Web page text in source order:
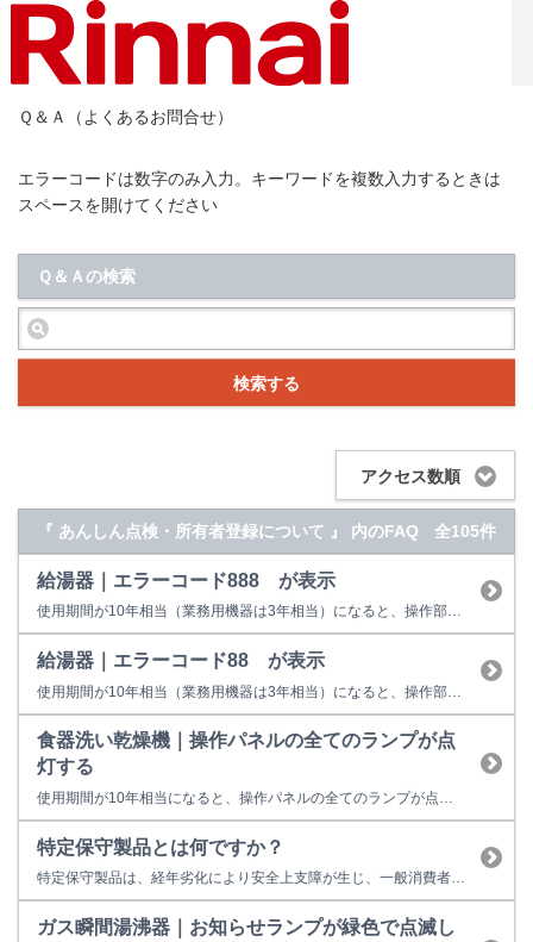
Ｑ＆Ａ（よくあるお問合せ）
エラーコードは数字のみ入力。キーワードを複数入力するときは
スペースを開けてください
Ｑ＆Ａの検索
検索する
アクセス数順
『 あんしん点検・所有者登録について 』 内のFAQ 全105件
給湯器｜エラーコード888 が表示
使用期間が10年相当（業務用機器は3年相当）になると、操作部またはリモコンに「888」を表示して点検時期をお知らせします。 故障表示ではないため、そのまま使用することもできますが、経年劣化に起因する製品事故を防止するため、あんしん点検をおすすめしています。点検を受けない場合はお早めの取り替えをおすすめしています。 ※イラストは一例です。製品によっては上図と異なる場合があります...
給湯器｜エラーコード88 が表示
食器洗い乾燥機｜操作パネルの全てのランプが点
灯する
使用期間が10年相当になると、操作パネルの全てのランプが点灯して点検時期をお知らせします。 故障表示ではないため、そのまま使用することもできますが、経年劣化に起因する製品事故を防止するため、あんしん点検をおすすめしています。点検を受けない場合はお早めの取り替えをおすすめしています。 ■あんしん点検とは？ ○あんしん点検は、お客様の任意で受けていただく有料の点検です。 ○点検料金は...
特定保守製品とは何ですか？
特定保守製品は、経年劣化により安全上支障が生じ、一般消費者の生命又は身体に対して重大な危害を及ぼすおそれが多いと認められる製品をいいます。 特定保守製品に指定されていた製品の所有者様には、「長期使用製品安全点検制度」により行う法定点検を受けることが求められていました。しかし、令和３年８月の消費生活用製品安全法の改正より下記の製品が特定保守製品の対象から除外されました。これによりリンナイの製...
ガス瞬間湯沸器｜お知らせランプが緑色で点滅し